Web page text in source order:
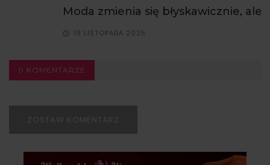
Moda zmienia się błyskawicznie, ale jedno...
19 LISTOPADA 2025
0 KOMENTARZE
ZOSTAW KOMENTARZ